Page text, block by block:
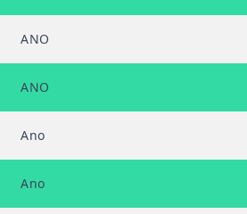
ANO
ANO
Ano
Ano